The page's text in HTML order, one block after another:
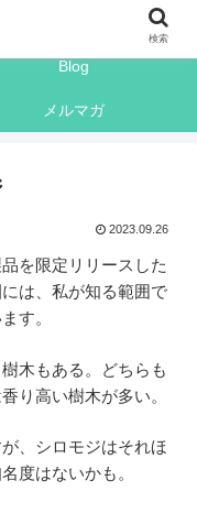
Blog
メルマガ
2023.09.26
を限定リリースした
は、私が知る範囲で
す。
木もある。どちらも
り高い樹木が多い。
、シロモジはそれほ
度はないかも。
検索